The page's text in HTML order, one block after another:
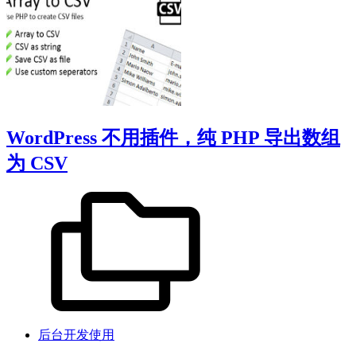
WordPress 不用插件，纯 PHP 导出数组
为 CSV
后台开发使用